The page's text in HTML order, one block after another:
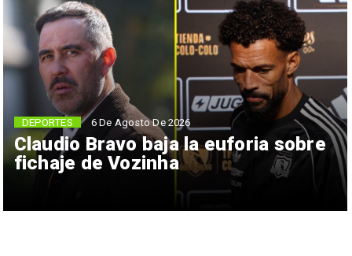
Claudio Bravo baja la euforia sobre
fichaje de Vozinha
DEPORTES 6 De Agosto De 2026